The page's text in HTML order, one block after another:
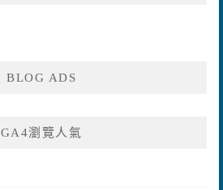
BLOG ADS
GA4瀏覽人氣